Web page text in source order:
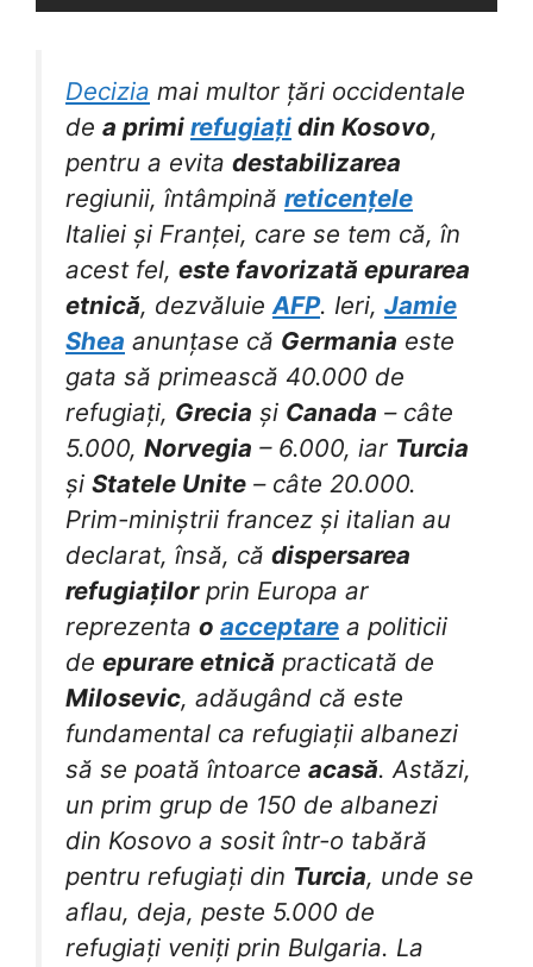
Decizia mai multor țări occidentale
de a primi refugiați din Kosovo,
pentru a evita destabilizarea
regiunii, întâmpină reticențele
Italiei și Franței, care se tem că, în
acest fel, este favorizată epurarea
etnică, dezvăluieAFP. Ieri, Jamie
Shea anunțase că Germania este
gata să primească 40.000 de
refugiați, Grecia și Canada – câte
5.000, Norvegia – 6.000, iar Turcia
și Statele Unite – câte 20.000.
Prim-miniștrii francez și italian au
declarat, însă, că dispersarea
refugiațilorprin Europa ar
reprezenta o acceptare a politicii
de epurare etnică practicată de
Milosevic, adăugând că este
fundamental ca refugiații albanezi
să se poată întoarce acasă. Astăzi,
un prim grup de 150 de albanezi
din Kosovo a sosit într-o tabără
pentru refugiați din Turcia, unde se
aflau, deja, peste 5.000 de
refugiați veniți prin Bulgaria. La